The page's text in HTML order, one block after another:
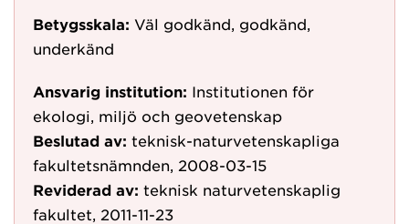
Betygsskala: Väl godkänd, godkänd,
underkänd
Ansvarig institution: Institutionen för
ekologi, miljö och geovetenskap
Beslutad av: teknisk-naturvetenskapliga
fakultetsnämnden, 2008-03-15
Reviderad av: teknisk naturvetenskaplig
fakultet, 2011-11-23